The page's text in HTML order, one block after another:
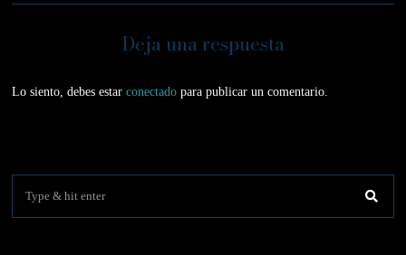
Deja una respuesta
Lo siento, debes estarconectado para publicar un comentario.